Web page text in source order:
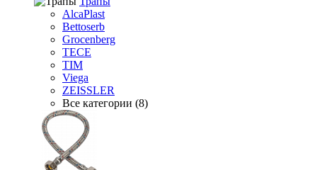
AlcaPlast
Bettoserb
Grocenberg
TECE
TIM
Viega
ZEISSLER
Все категории (8)